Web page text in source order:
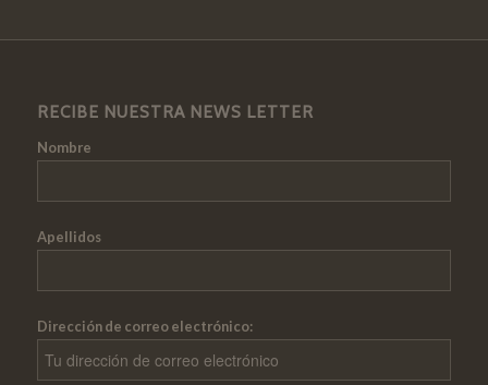
RECIBE NUESTRA NEWS LETTER
Nombre
Apellidos
Dirección de correo electrónico: